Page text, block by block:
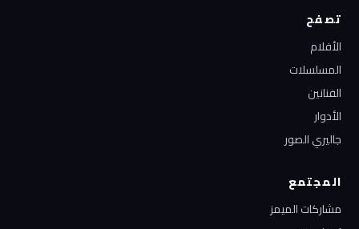
تصفح
الأفلام
المسلسلات
الفنانين
الأدوار
جاليري الصور
المجتمع
مشاركات الميمز